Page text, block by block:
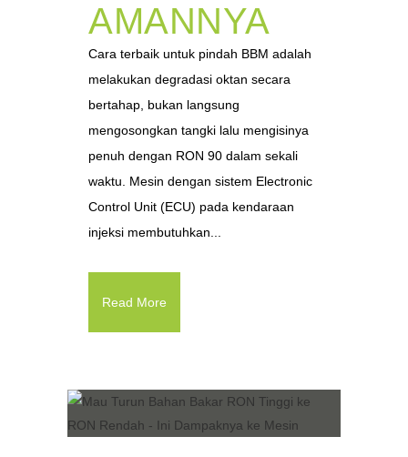
AMANNYA
Cara terbaik untuk pindah BBM adalah
melakukan degradasi oktan secara
bertahap, bukan langsung
mengosongkan tangki lalu mengisinya
penuh dengan RON 90 dalam sekali
waktu. Mesin dengan sistem Electronic
Control Unit (ECU) pada kendaraan
injeksi membutuhkan...
Read More